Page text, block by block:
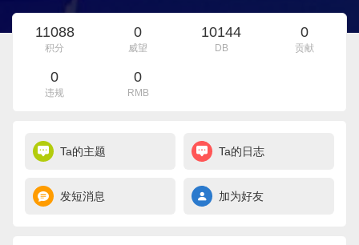
11088
积分
0
威望
10144
DB
0
贡献
0
违规
0
RMB
Ta的主题 Ta的日志
发短消息 加为好友